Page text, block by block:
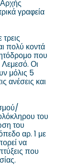
γραφεία
πολύ κοντά
που
Οι
μόλις 5
ανέσεις και
του
του
αρ. 1 με
να
που